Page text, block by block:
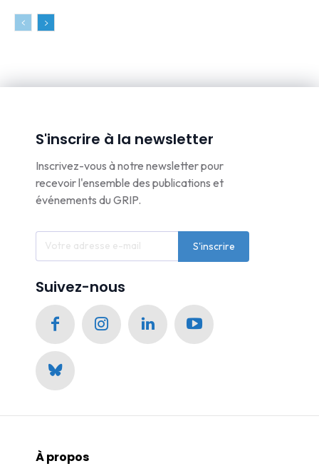
S'inscrire à la newsletter
Inscrivez-vous à notre newsletter pour
recevoir l'ensemble des publications et
événements du GRIP.
S'inscrire
Suivez-nous
À propos